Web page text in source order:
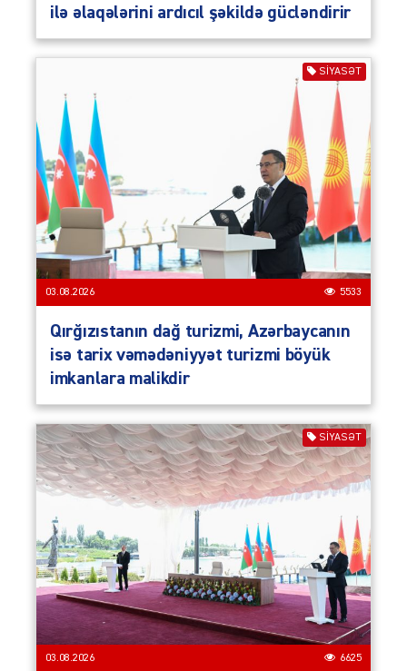
ilə əlaqələrini ardıcıl şəkildə gücləndirir
SIYASƏT
03.08.2026 5533
Qırğızıstanın dağ turizmi, Azərbaycanın
isə tarix vəmədəniyyət turizmi böyük
imkanlara malikdir
SIYASƏT
03.08.2026 6625